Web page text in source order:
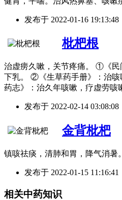
发布于 2022-01-16 19:13:48
枇杷根
治虚痨久嗽，关节疼痛。 ①《民
下乳。 ②《生草药手册》：治
药志》：治久年咳嗽，疗虚劳咳
发布于 2022-02-14 03:08:08
金背枇杷
镇咳祛痰，清肺和胃，降气消暑
发布于 2022-01-15 11:16:41
相关中药知识